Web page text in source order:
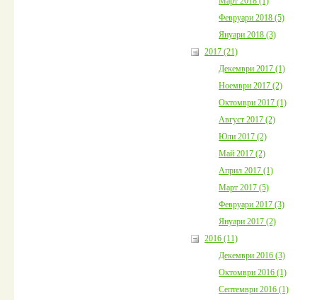
Февруари 2018 (5)
Януари 2018 (3)
2017 (21)
Декември 2017 (1)
Ноември 2017 (2)
Октомври 2017 (1)
Август 2017 (2)
Юли 2017 (2)
Май 2017 (2)
Април 2017 (1)
Март 2017 (5)
Февруари 2017 (3)
Януари 2017 (2)
2016 (11)
Декември 2016 (3)
Октомври 2016 (1)
Септември 2016 (1)